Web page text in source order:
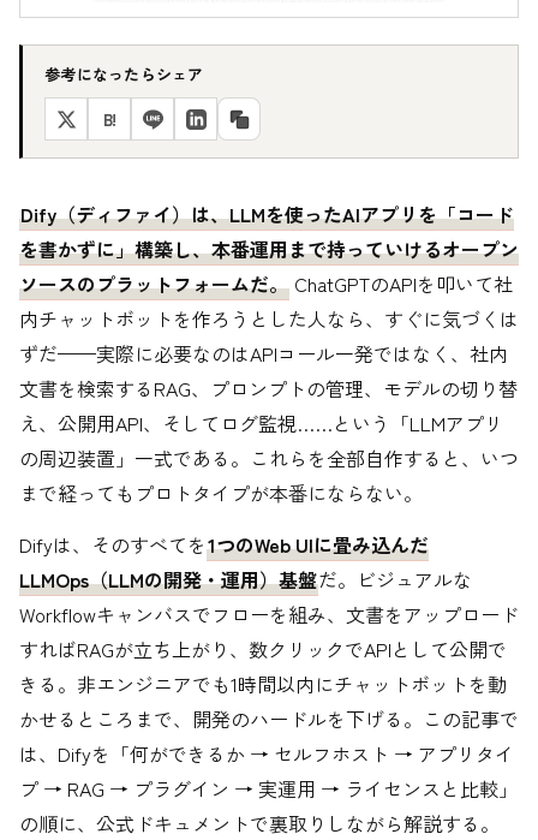
参考になったらシェア
B!
Dify（ディファイ）は、LLMを使ったAIアプリを「コード
を書かずに」構築し、本番運用まで持っていけるオープン
ソースのプラットフォームだ。 ChatGPTのAPIを叩いて社
内チャットボットを作ろうとした人なら、すぐに気づくは
ずだ——実際に必要なのはAPIコール一発ではなく、社内
文書を検索するRAG、プロンプトの管理、モデルの切り替
え、公開用API、そしてログ監視……という「LLMアプリ
の周辺装置」一式である。これらを全部自作すると、いつ
まで経ってもプロトタイプが本番にならない。
Difyは、そのすべてを1つのWeb UIに畳み込んだ
LLMOps（LLMの開発・運用）基盤だ。ビジュアルな
Workflowキャンバスでフローを組み、文書をアップロード
すればRAGが立ち上がり、数クリックでAPIとして公開で
きる。非エンジニアでも1時間以内にチャットボットを動
かせるところまで、開発のハードルを下げる。この記事で
は、Difyを「何ができるか → セルフホスト → アプリタイ
プ → RAG → プラグイン → 実運用 → ライセンスと比較」
の順に、公式ドキュメントで裏取りしながら解説する。